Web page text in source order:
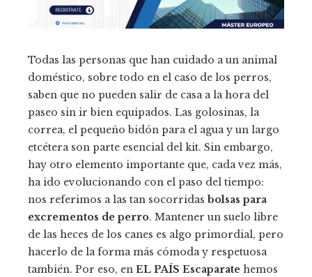
Todas las personas que han cuidado a un animal
doméstico, sobre todo en el caso de los perros,
saben que no pueden salir de casa a la hora del
paseo sin ir bien equipados. Las golosinas, la
correa, el pequeño bidón para el agua y un largo
etcétera son parte esencial del kit. Sin embargo,
hay otro elemento importante que, cada vez más,
ha ido evolucionando con el paso del tiempo:
nos referimos a las tan socorridas bolsas para
excrementos de perro. Mantener un suelo libre
de las heces de los canes es algo primordial, pero
hacerlo de la forma más cómoda y respetuosa
también. Por eso, en EL PAÍS Escaparate hemos